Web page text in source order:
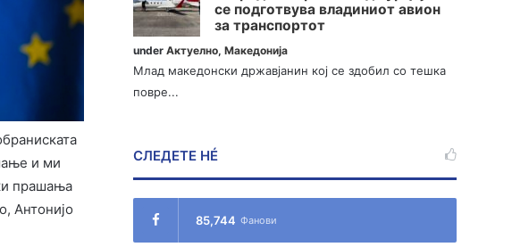
и ми
прашања
Антонијо
се подготвува владиниот авион
за транспортот
underАктуелно,Македонија
Млад македонски државјанин кој се здобил со тешка
повре...
СЛЕДЕТЕ НÉ
85,744 Фанови